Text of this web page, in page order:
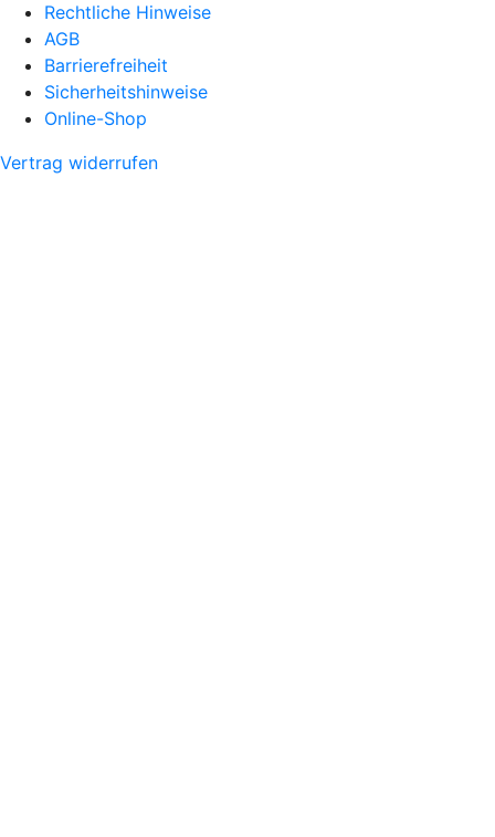
Rechtliche Hinweise
AGB
Barrierefreiheit
Sicherheitshinweise
Online-Shop
Vertrag widerrufen